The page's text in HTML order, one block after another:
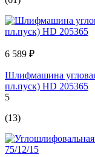
6 589 ₽
Шлифмашина
пл.пуск) HD 205365
5
(13)